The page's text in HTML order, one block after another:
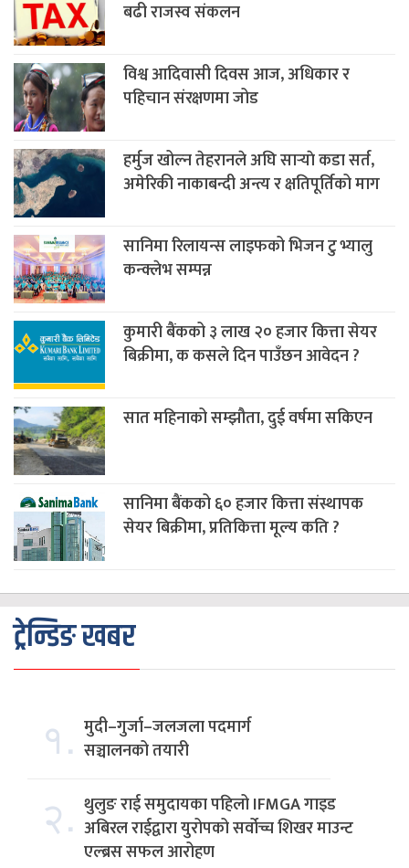
बढी राजस्व संकलन
विश्व आदिवासी दिवस आज, अधिकार र
पहिचान संरक्षणमा जोड
हर्मुज खोल्न तेहरानले अघि सार्‍याे कडा सर्त,
अमेरिकी नाकाबन्दी अन्त्य र क्षतिपूर्तिको माग
सानिमा रिलायन्स लाइफको भिजन टु भ्यालु
कन्क्लेभ सम्पन्न
कुमारी बैंकको ३ लाख २० हजार कित्ता सेयर
बिक्रीमा, क कसले दिन पाउँछन आवेदन ?
सात महिनाको सम्झौता, दुई वर्षमा सकिएन
सानिमा बैंकको ६० हजार कित्ता संस्थापक
सेयर बिक्रीमा, प्रतिकित्ता मूल्य कति ?
ट्रेन्डिङ खबर
१. मुदी–गुर्जा–जलजला पदमार्ग
सञ्चालनको तयारी
२. थुलुङ राई समुदायका पहिलो IFMGA गाइड
अबिरल राईद्वारा युरोपको सर्वोच्च शिखर माउन्ट
एल्ब्रस सफल आरोहण